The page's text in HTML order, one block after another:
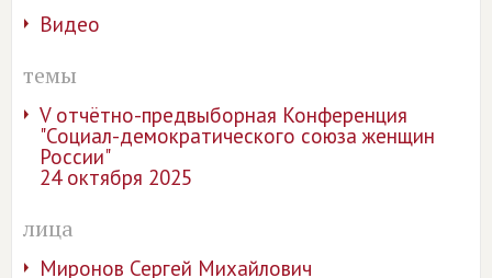
Видео
темы
V отчётно-предвыборная Конференция
"Социал-демократического союза женщин
России"
24 октября 2025
лица
Миронов Сергей Михайлович